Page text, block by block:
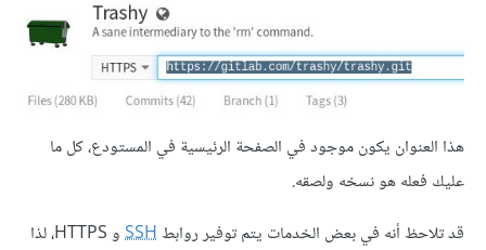
هذا العنوان يكون موجود في الصفحة الرئيسية في المستودع، كل ما
عليك فعله هو نسخه ولصقه.
قد تلاحظ أنه في بعض الخدمات يتم توفير روابطSSH
و HTTPS، لذا